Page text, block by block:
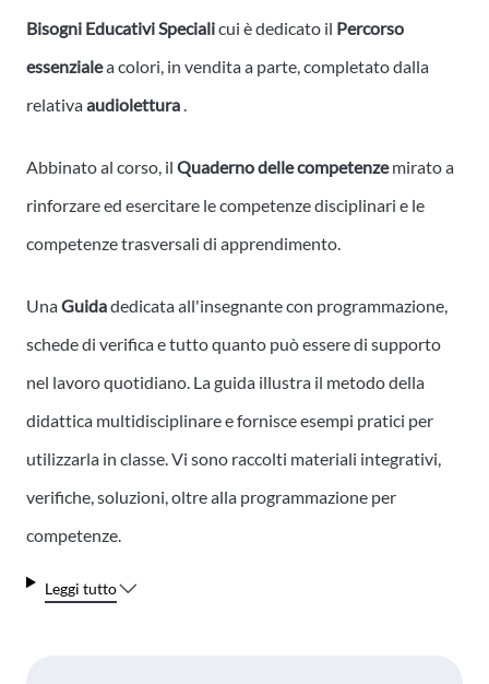
Bisogni Educativi Specialicui è dedicato il Percorso
essenzialea colori, in vendita a parte, completato dalla
relativaaudiolettura
Abbinato al corso, il Quaderno delle competenzemirato a
rinforzare ed esercitare le competenze disciplinari e le
competenze trasversali di apprendimento.
UnaGuidadedicata all'insegnante con programmazione,
schede di verifica e tutto quanto può essere di supporto
nel lavoro quotidiano. La guida illustra il metodo della
didattica multidisciplinare e fornisce esempi pratici per
utilizzarla in classe. Vi sono raccolti materiali integrativi,
verifiche, soluzioni, oltre alla programmazione per
competenze.
Leggi tutto